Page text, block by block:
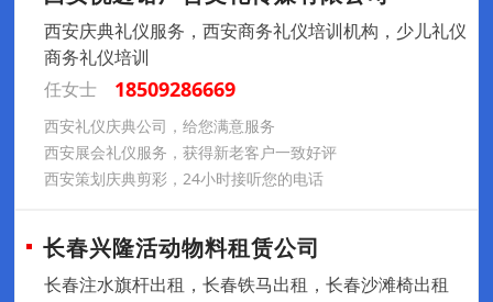
西安庆典礼仪服务，西安商务礼仪培训机构，少儿礼仪
商务礼仪培训
任女士
18509286669
西安礼仪庆典公司，给您满意服务
西安展会礼仪服务，获得新老客户一致好评
西安策划庆典剪彩，24小时接听您的电话
长春兴隆活动物料租赁公司
长春注水旗杆出租，长春铁马出租，长春沙滩椅出租